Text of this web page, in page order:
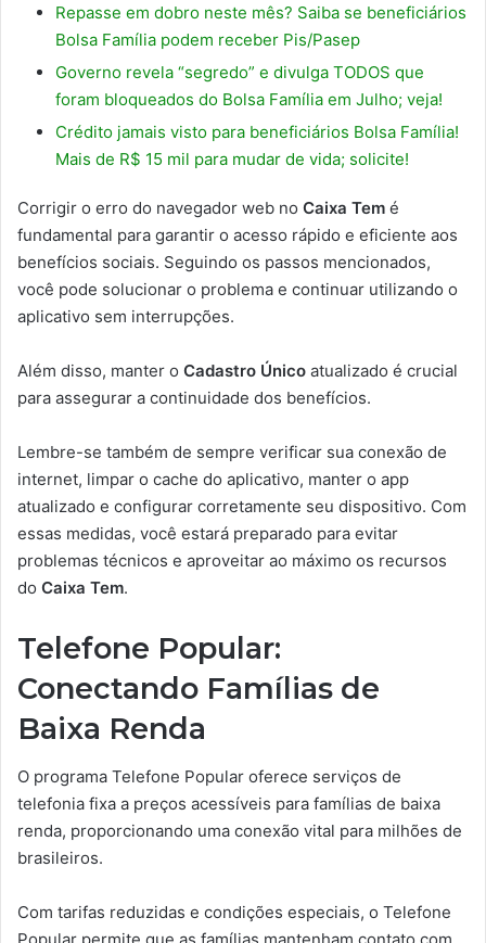
Repasse em dobro neste mês? Saiba se beneficiários
Bolsa Família podem receber Pis/Pasep
Governo revela “segredo” e divulga TODOS que
foram bloqueados do Bolsa Família em Julho; veja!
Crédito jamais visto para beneficiários Bolsa Família!
Mais de R$ 15 mil para mudar de vida; solicite!
Corrigir o erro do navegador web no Caixa Tem é
fundamental para garantir o acesso rápido e eficiente aos
benefícios sociais. Seguindo os passos mencionados,
você pode solucionar o problema e continuar utilizando o
aplicativo sem interrupções.
Além disso, manter o Cadastro Único atualizado é crucial
para assegurar a continuidade dos benefícios.
Lembre-se também de sempre verificar sua conexão de
internet, limpar o cache do aplicativo, manter o app
atualizado e configurar corretamente seu dispositivo. Com
essas medidas, você estará preparado para evitar
problemas técnicos e aproveitar ao máximo os recursos
do Caixa Tem.
Telefone Popular:
Conectando Famílias de
Baixa Renda
O programa Telefone Popular oferece serviços de
telefonia fixa a preços acessíveis para famílias de baixa
renda, proporcionando uma conexão vital para milhões de
brasileiros.
Com tarifas reduzidas e condições especiais, o Telefone